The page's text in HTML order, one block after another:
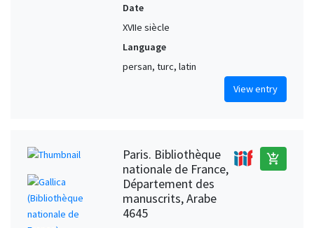
Date
XVIIe siècle
Language
persan, turc, latin
View entry
Paris. Bibliothèque
nationale de France,
Département des
manuscrits, Arabe
4645
add_shopping_cart